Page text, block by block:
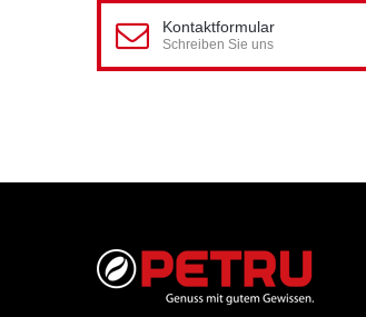
Kontaktformular
Schreiben Sie uns